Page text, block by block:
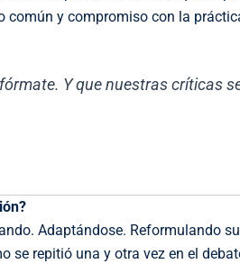
común y compromiso con la
Y que nuestras críticas
Adaptándose. Reformulando
se repitió una y otra vez en el